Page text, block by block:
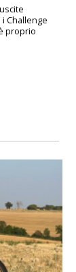
Challenge
proprio